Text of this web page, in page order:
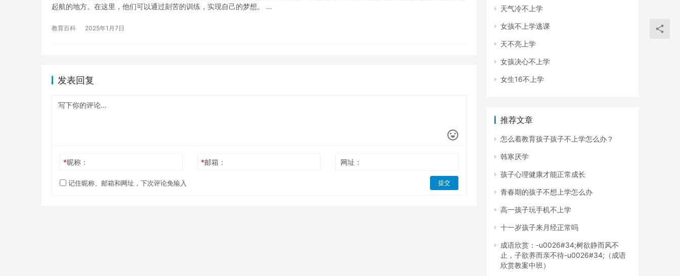
起航的地方。在这里，他们可以通过刻苦的训练，实现自己的梦想。 …
教育百科 2025年1月7日
发表回复
*昵称： *邮箱： 网址：
记住昵称、邮箱和网址，下次评论免输入 提交
天气冷不上学
女孩不上学逃课
天不亮上学
女孩决心不上学
女生16不上学
推荐文章
怎么着教育孩子孩子不上学怎么办？
韩寒厌学
孩子心理健康才能正常成长
青春期的孩子不想上学怎么办
高一孩子玩手机不上学
十一岁孩子来月经正常吗
成语欣赏：-u0026#34;树欲静而风不
止，子欲养而亲不待-u0026#34;（成语
欣赏教案中班）